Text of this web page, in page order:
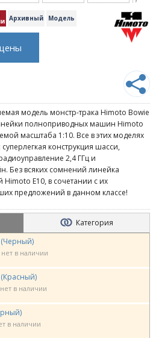
Архивный Модель
модель монстр-трака Himoto Bowie
полноприводных машин Himoto
масштаба 1:10. Все в этих моделях
конструкция шасси,
2,4 ГГц и
Без всяких сомнений линейка
E10, в сочетании с их
предложений в данном классе!
Категория
нет в наличии
нет в наличии
в наличии